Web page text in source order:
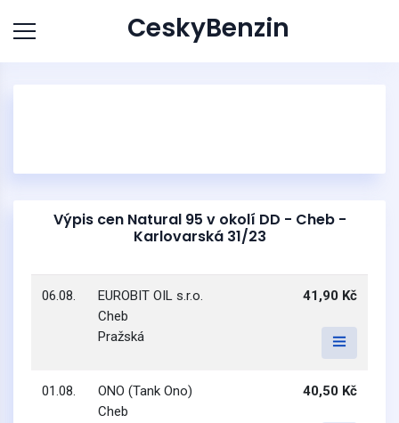
CeskyBenzin
Výpis cen Natural 95 v okolí DD - Cheb -
Karlovarská 31/23
06.08.
EUROBIT OIL s.r.o.
Cheb
Pražská
41,90 Kč
01.08.
ONO (Tank Ono)
Cheb
40,50 Kč